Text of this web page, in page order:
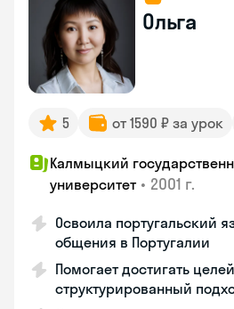
Ольга
5 от 1590 ₽ за урок
Калмыцкий
университет • 2001 г.
Освоила португальский
общения в Португалии
Помогает достигать
структурированный